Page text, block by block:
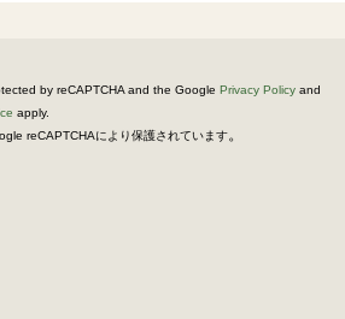
by reCAPTCHA and the Google Privacy Policy and
apply.
reCAPTCHAにより保護されています。